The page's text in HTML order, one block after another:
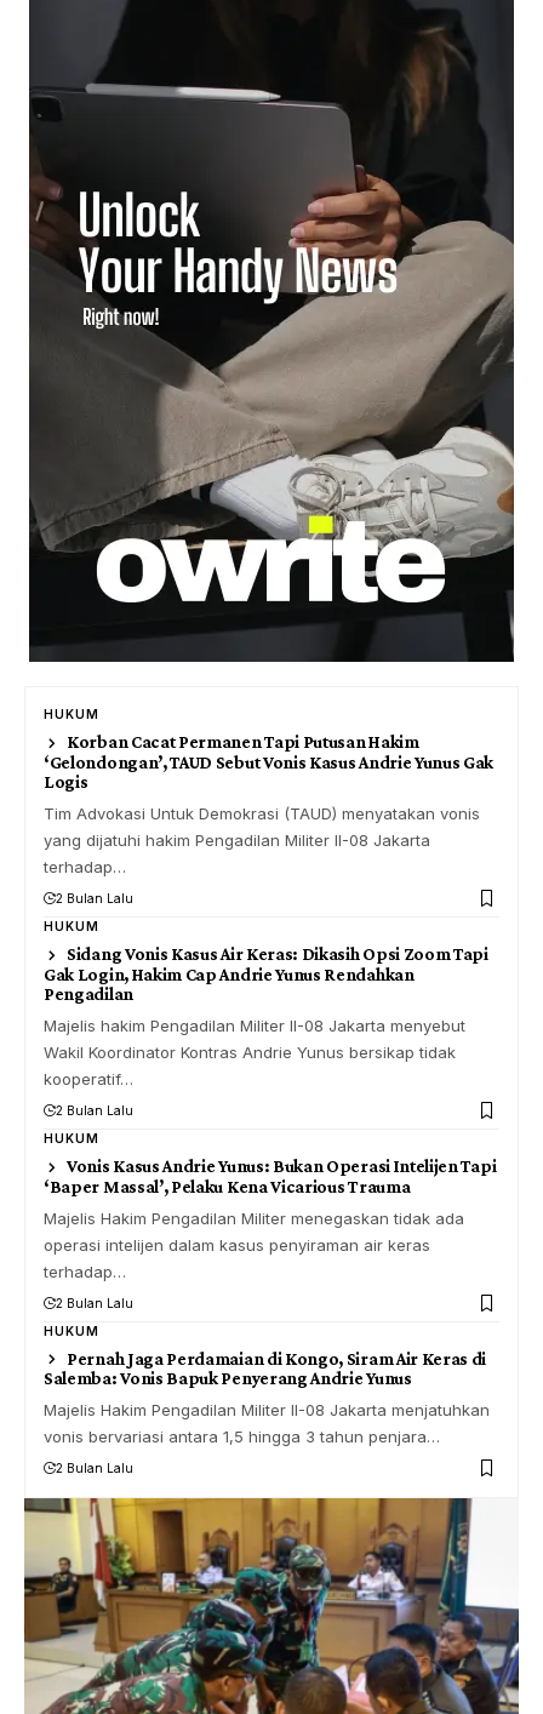
HUKUM
Korban Cacat Permanen Tapi Putusan Hakim
‘Gelondongan’, TAUD Sebut Vonis Kasus Andrie Yunus Gak
Logis
Tim Advokasi Untuk Demokrasi (TAUD) menyatakan vonis
yang dijatuhi hakim Pengadilan Militer II-08 Jakarta
terhadap…
2 Bulan Lalu
HUKUM
Sidang Vonis Kasus Air Keras: Dikasih Opsi Zoom Tapi
Gak Login, Hakim Cap Andrie Yunus Rendahkan
Pengadilan
Majelis hakim Pengadilan Militer II-08 Jakarta menyebut
Wakil Koordinator Kontras Andrie Yunus bersikap tidak
kooperatif…
2 Bulan Lalu
HUKUM
Vonis Kasus Andrie Yunus: Bukan Operasi Intelijen Tapi
‘Baper Massal’, Pelaku Kena Vicarious Trauma
Majelis Hakim Pengadilan Militer menegaskan tidak ada
operasi intelijen dalam kasus penyiraman air keras
terhadap…
2 Bulan Lalu
HUKUM
Pernah Jaga Perdamaian di Kongo, Siram Air Keras di
Salemba: Vonis Bapuk Penyerang Andrie Yunus
Majelis Hakim Pengadilan Militer II-08 Jakarta menjatuhkan
vonis bervariasi antara 1,5 hingga 3 tahun penjara…
2 Bulan Lalu